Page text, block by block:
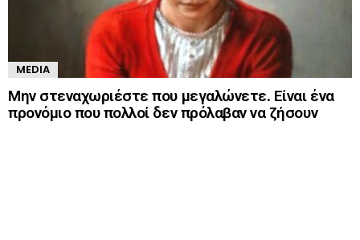
MEDIA
Μην στεναχωριέστε που μεγαλώνετε. Είναι ένα
προνόμιο που πολλοί δεν πρόλαβαν να ζήσουν